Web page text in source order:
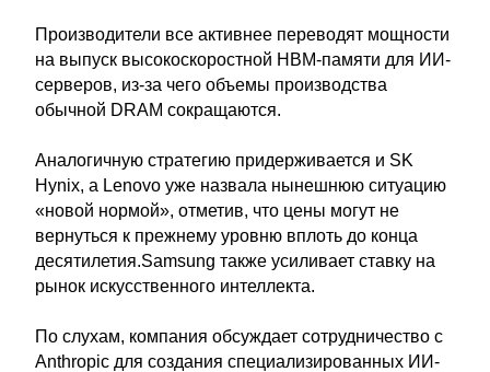
Производители все активнее переводят мощности
на выпуск высокоскоростной HBM-памяти для ИИ-
серверов, из-за чего объемы производства
обычной DRAM сокращаются.
Аналогичную стратегию придерживается и SK
Hynix, а Lenovo уже назвала нынешнюю ситуацию
«новой нормой», отметив, что цены могут не
вернуться к прежнему уровню вплоть до конца
десятилетия.Samsung также усиливает ставку на
рынок искусственного интеллекта.
По слухам, компания обсуждает сотрудничество с
Anthropic для создания специализированных ИИ-